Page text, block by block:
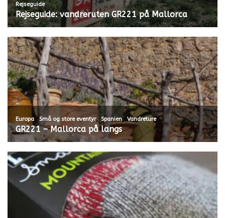
Rejseguide
Rejseguide: vandreruten GR221 på Mallorca
Europa, Små og store eventyr, Spanien, Vandreture
GR221 – Mallorca på langs